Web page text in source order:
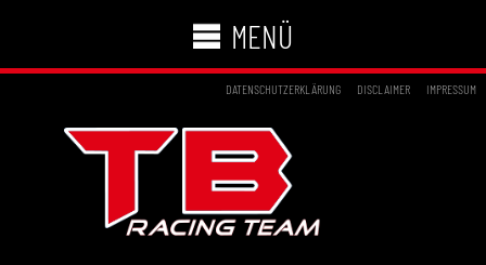
MENÜ
DATENSCHUTZERKLÄRUNG DISCLAIMER IMPRESSUM